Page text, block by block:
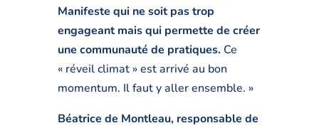
Manifeste qui ne soit pas trop
engageant mais qui permette de créer
une communauté de pratiques.Ce
« réveil climat » est arrivé au bon
momentum. Il faut y aller ensemble. »
Béatrice de Montleau, responsable de